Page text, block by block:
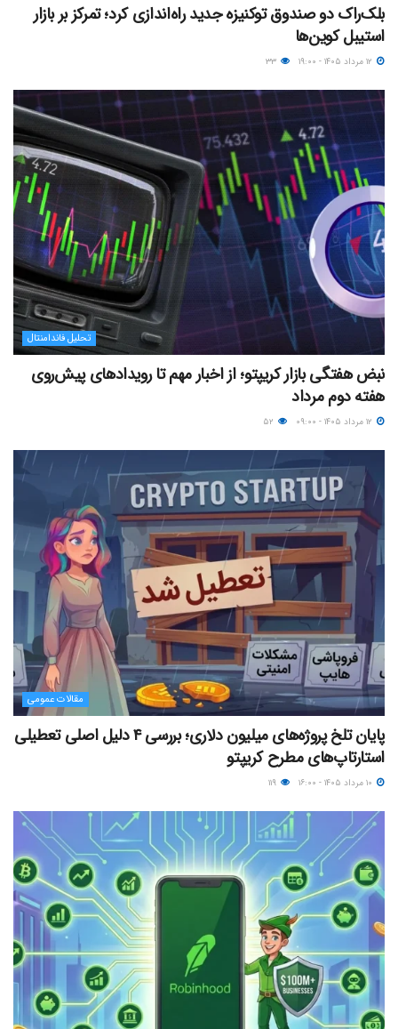
بلک‌راک دو صندوق توکنیزه جدید راه‌اندازی کرد؛ تمرکز بر بازار
استیبل کوین‌ها
تحلیل فاندامنتال
نبض هفتگی بازار کریپتو؛ از اخبار مهم تا رویدادهای پیش‌روی
هفته دوم مرداد
مقالات عمومی
پایان تلخ پروژه‌های میلیون دلاری؛ بررسی ۴ دلیل اصلی تعطیلی
استارتاپ‌های مطرح کریپتو